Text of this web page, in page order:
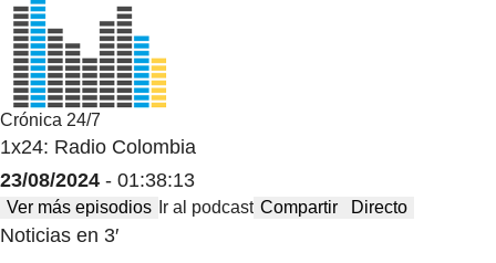
Crónica 24/7
1x24: Radio Colombia
23/08/2024 - 01:38:13
Ver más episodios Ir al podcast Compartir Directo
Noticias en 3′